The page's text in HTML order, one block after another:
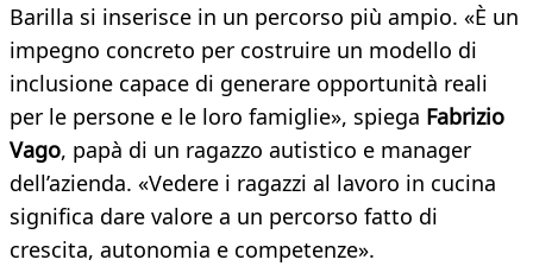
Barilla si inserisce in un percorso più ampio. «È un
impegno concreto per costruire un modello di
inclusione capace di generare opportunità reali
per le persone e le loro famiglie», spiega Fabrizio
Vago, papà di un ragazzo autistico e manager
dell’azienda. «Vedere i ragazzi al lavoro in cucina
significa dare valore a un percorso fatto di
crescita, autonomia e competenze».